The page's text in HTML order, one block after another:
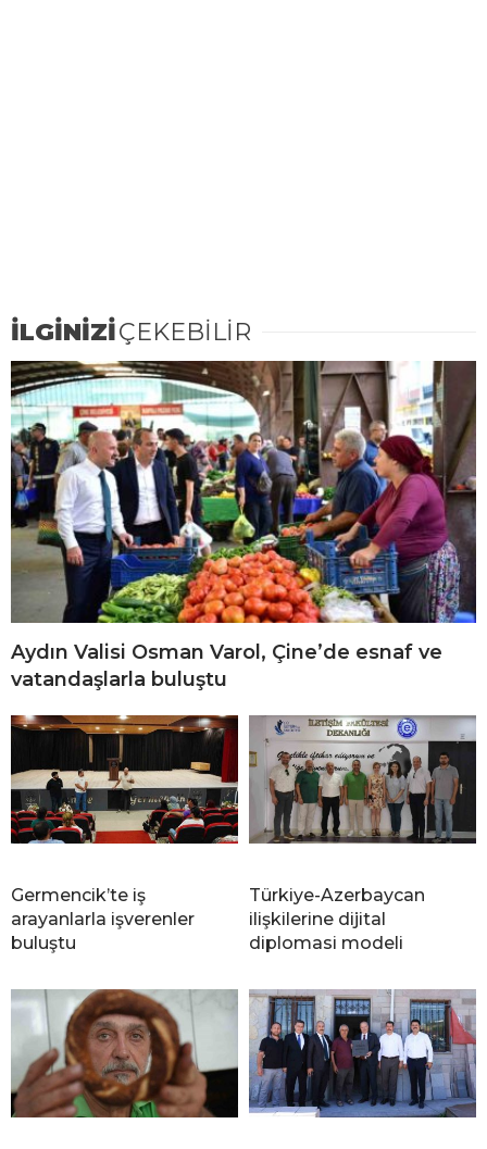
İLGİNİZİÇEKEBİLİR
Aydın Valisi Osman Varol, Çine’de esnaf ve
vatandaşlarla buluştu
Germencik’te iş
arayanlarla işverenler
buluştu
Türkiye-Azerbaycan
ilişkilerine dijital
diplomasi modeli